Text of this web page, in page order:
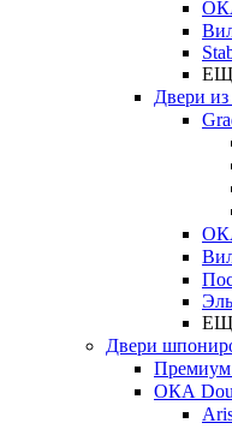
Двери
Двери
Премиум
ОКА